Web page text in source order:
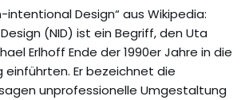
intentional Design“ aus Wikipedia:
(NID) ist ein Begriff, den Uta
Erlhoff Ende der 1990er Jahre in die
einführten. Er bezeichnet die
unprofessionelle Umgestaltung